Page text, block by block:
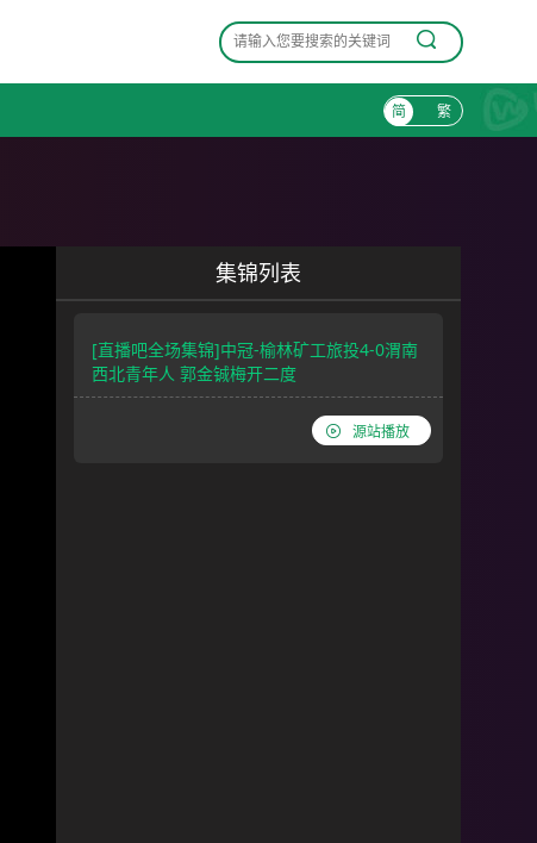
简 繁
集锦列表
[直播吧全场集锦]中冠-榆林矿工旅投4-0渭南
西北青年人 郭金铖梅开二度
源站播放